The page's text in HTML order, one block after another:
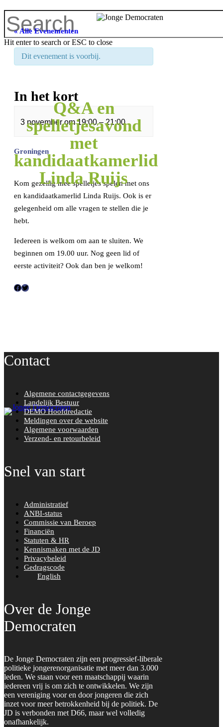
Hit enter to search or ESC to close
« Alle Evenementen
Dit evenement is voorbij.
Q&A en
spelletjesavond
met
kandidaatkamerlid
Linda Ruijs
In het kort
3 novemberom19:00–21:00
Groningen
Kom gezellig mee spelletjes spelen met ons
en kandidaatkamerlid Linda Ruijs. Ook is er
gelegenheid om alle vragen te stellen die je
hebt.
Iedereen is welkom om aan te sluiten. We
beginnen om 19.00 uur. Nog geen lid of
eerste activiteit? Ook dan ben je welkom!
F
o
T
r
Contact
Algemene contactgegevens
Landelijk Bestuur
DEMO Hoofdredactie
Meldingen over de website
Algemene voorwaarden
Verzend- en retourbeleid
Snel van start
Administratief
ANBI-status
Commissie van Beroep
Financiën
Statuten & HR
Kennismaken met de JD
Privacybeleid
Gedragscode
English
Over de Jonge
Democraten
De Jonge Democraten zijn een progressief-liberale
politieke jongerenorganisatie met meer dan 3.000
leden. We staan voor een maatschappij waarin
iedereen vrij is om zich te ontwikkelen. We zijn
een vereniging voor en door jongeren die zich
inzet voor meer betrokkenheid bij de politiek. De
JD is verbonden met D66, maar wel volledig
onafhankelijk.